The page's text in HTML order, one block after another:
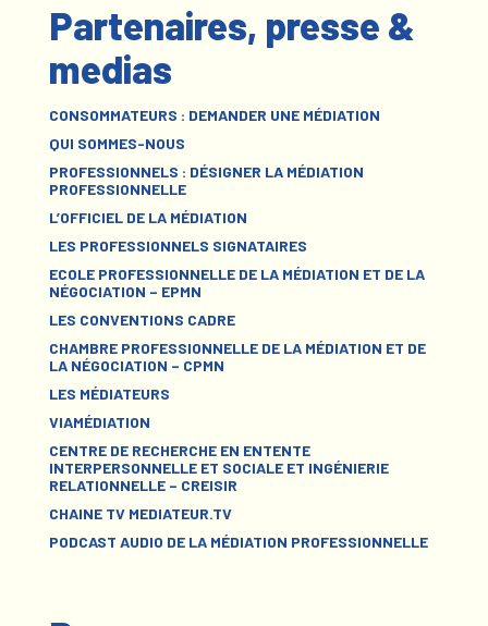
Partenaires, presse &
medias
CONSOMMATEURS : DEMANDER UNE MÉDIATION
QUI SOMMES-NOUS
PROFESSIONNELS : DÉSIGNER LA MÉDIATION
PROFESSIONNELLE
L’OFFICIEL DE LA MÉDIATION
LES PROFESSIONNELS SIGNATAIRES
ECOLE PROFESSIONNELLE DE LA MÉDIATION ET DE LA
NÉGOCIATION – EPMN
LES CONVENTIONS CADRE
CHAMBRE PROFESSIONNELLE DE LA MÉDIATION ET DE
LA NÉGOCIATION – CPMN
LES MÉDIATEURS
VIAMÉDIATION
CENTRE DE RECHERCHE EN ENTENTE
INTERPERSONNELLE ET SOCIALE ET INGÉNIERIE
RELATIONNELLE – CREISIR
CHAINE TV MEDIATEUR.TV
PODCAST AUDIO DE LA MÉDIATION PROFESSIONNELLE